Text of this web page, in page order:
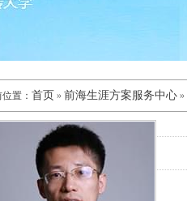
置： 首页 » 前海生涯方案服务中心 »